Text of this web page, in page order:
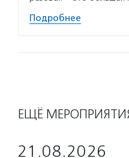
Подробнее
ЕЩЁ
21.08.2026